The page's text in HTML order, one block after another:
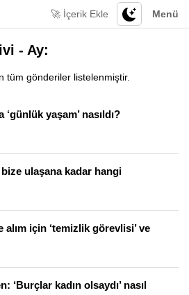
Menü
🚀 İçerik Ekle
- Ay:
tüm gönderiler listelenmiştir.
‘günlük yaşam’ nasıldı?
ulaşana kadar hangi
alım için ‘temizlik görevlisi’ ve
‘Burçlar kadın olsaydı’ nasıl